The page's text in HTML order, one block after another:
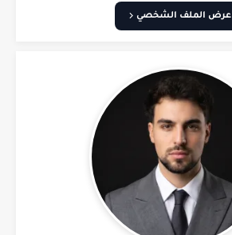
عرض الملف الشخصي